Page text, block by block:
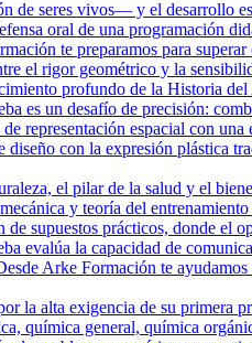
seres vivos— y el desarrollo
oral de una programación
te preparamos para superar
el rigor geométrico y la
profundo de la Historia del
es un desafío de precisión:
representación espacial con
con la expresión plástica
el pilar de la salud y el
y teoría del
supuestos prácticos, donde el
evalúa la capacidad de
Arke Formación te
la alta exigencia de su primera
química general, química